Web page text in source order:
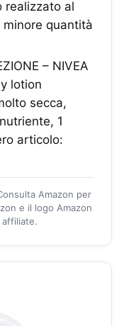
realizzato al
quantità
– NIVEA
lotion
secca,
1
articolo:
Amazon per
e il logo Amazon
affiliate.